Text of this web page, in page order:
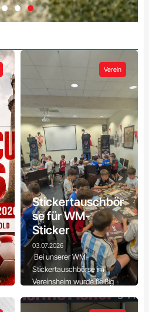
Verein
Stickertauschbör
se für WM-
Sticker
03.07.2026
Bei unserer WM-
Stickertauschbörse im
Vereinsheim wurde fleißig